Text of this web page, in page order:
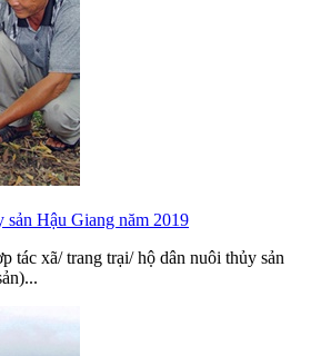
Hậu Giang năm 2019
tác xã/ trang trại/ hộ dân nuôi thủy sản